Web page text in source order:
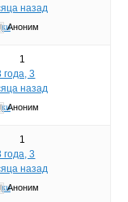
назад
Аноним
1
года, 3
назад
Аноним
1
года, 3
назад
Аноним